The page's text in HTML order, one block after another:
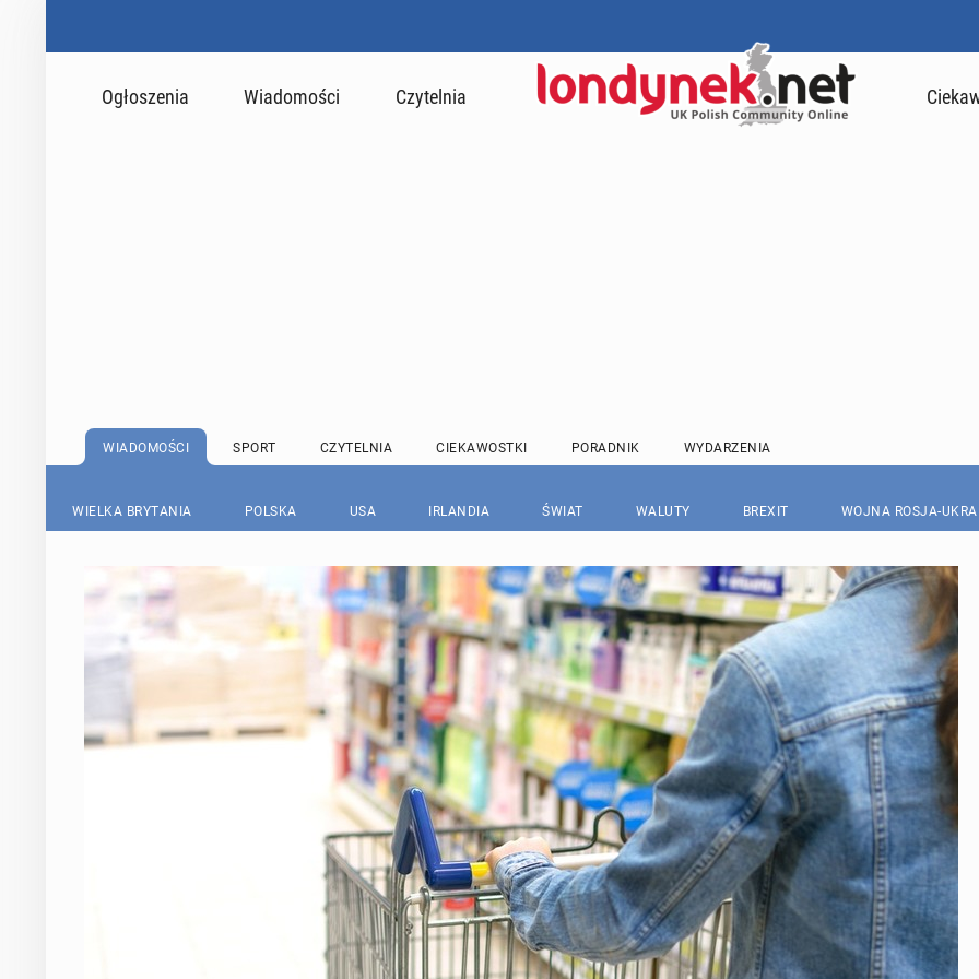
Ogłoszenia Wiadomości Czytelnia
WIADOMOŚCI SPORT CZYTELNIA CIEKAWOSTKI PORADNIK WYDARZENIA
WIELKA BRYTANIA POLSKA USA IRLANDIA ŚWIAT WALUTY BREXIT WOJNA ROSJA-